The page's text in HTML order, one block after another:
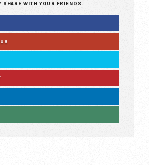
SHARE WITH YOUR FRIENDS.